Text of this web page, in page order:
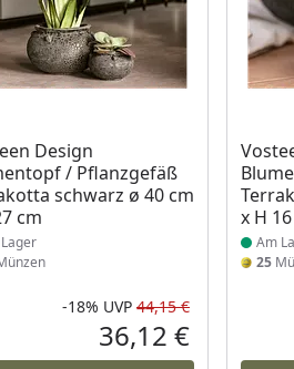
Preis
Design
/ Pflanzgefäß
schwarz ø 40 cm
cm
am Lager
Rabatt in
-18% UVP 44,15 €
Aktueller
36,12 €
x H
Am
25